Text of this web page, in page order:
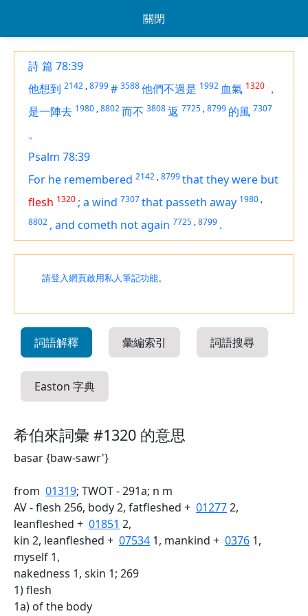
關閉
詩 篇 78:39
他想到 2142 ,8799# 3588他們不過是 1992 血氣 1320 ，
是一陣去 1980 ,8802而不 3808返 7725 ,8799 的風 7307
。
Psalm 78:39
For he remembered 2142 ,8799that theywere but
flesh 1320 ; a wind 7307that passeth away 1980 ,
8802 , and cometh not again 7725 ,8799 .
請登入網頁啟用私人筆記功能。
詞語解釋 彙編索引 詞語搜尋
Easton 字典
希伯來詞彙 #1320 的意思
basar {baw-sawr'}
from 01319; TWOT - 291a; n m
AV - flesh 256, body 2, fatfleshed + 012772,
leanfleshed + 01851 2,
kin 2, leanfleshed + 07534 1, mankind + 0376 1,
myself 1,
nakedness 1, skin 1; 269
1) flesh
1a) of the body